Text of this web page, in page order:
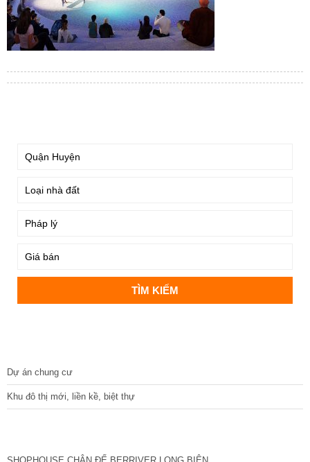
Dự án chung cư
Khu đô thị mới, liền kề, biệt thự